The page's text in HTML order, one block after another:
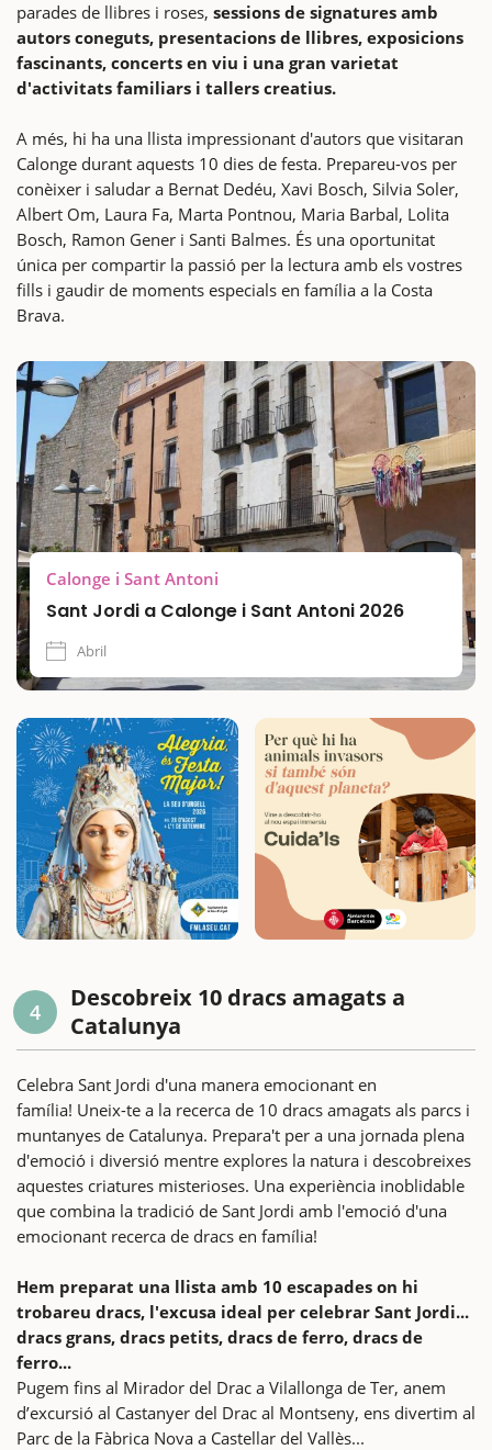
parades de llibres i roses, sessions de signatures amb
autors coneguts, presentacions de llibres, exposicions
fascinants, concerts en viu i una gran varietat
d'activitats familiars i tallers creatius.
A més, hi ha una llista impressionant d'autors que visitaran
Calonge durant aquests 10 dies de festa. Prepareu-vos per
conèixer i saludar a Bernat Dedéu, Xavi Bosch, Silvia Soler,
Albert Om, Laura Fa, Marta Pontnou, Maria Barbal, Lolita
Bosch, Ramon Gener i Santi Balmes. És una oportunitat
única per compartir la passió per la lectura amb els vostres
fills i gaudir de moments especials en família a la Costa
Brava.
Calonge i Sant Antoni
Sant Jordi a Calonge i Sant Antoni 2026
Abril
4
Descobreix 10 dracs amagats a
Catalunya
Celebra Sant Jordi d'una manera emocionant en
família! Uneix-te a la recerca de 10 dracs amagats als parcs i
muntanyes de Catalunya. Prepara't per a una jornada plena
d'emoció i diversió mentre explores la natura i descobreixes
aquestes criatures misterioses. Una experiència inoblidable
que combina la tradició de Sant Jordi amb l'emoció d'una
emocionant recerca de dracs en família!
Hem preparat una llista amb 10 escapades on hi
trobareu dracs, l'excusa ideal per celebrar Sant Jordi...
dracs grans, dracs petits, dracs de ferro, dracs de
ferro...
Pugem fins al Mirador del Drac a Vilallonga de Ter, anem
d’excursió al Castanyer del Drac al Montseny, ens divertim al
Parc de la Fàbrica Nova a Castellar del Vallès...